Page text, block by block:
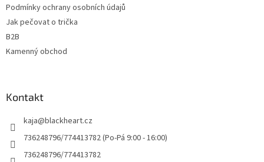
Podmínky ochrany osobních údajů
Jak pečovat o trička
B2B
Kamenný obchod
Kontakt
kaja@blackheart.cz
736248796/774413782 (Po-Pá 9:00 - 16:00)
736248796/774413782